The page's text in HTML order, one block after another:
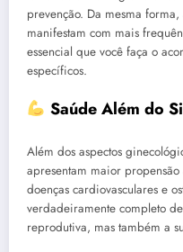
prevenção. Da mesma
manifestam com mais
essencial que você faça o
específicos.
Saúde Além do
Além dos aspectos
apresentam maior
doenças cardiovasculares e
verdadeiramente completo
reprodutiva, mas também a